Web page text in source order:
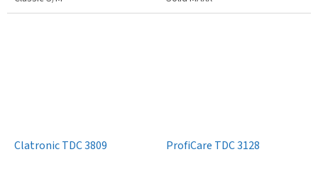
Clatronic TDC 3809 ProfiCare TDC 3128